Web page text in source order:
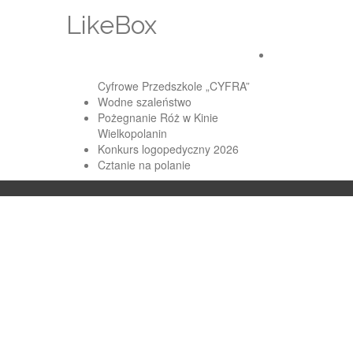
LikeBox
Cyfrowe Przedszkole „CYFRA”
Wodne szaleństwo
Pożegnanie Róż w Kinie
Wielkopolanin
Konkurs logopedyczny 2026
Cztanie na polanie